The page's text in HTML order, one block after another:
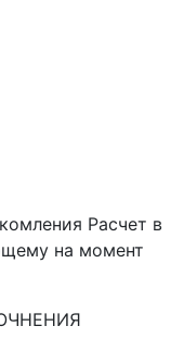
Расчет в
на момент